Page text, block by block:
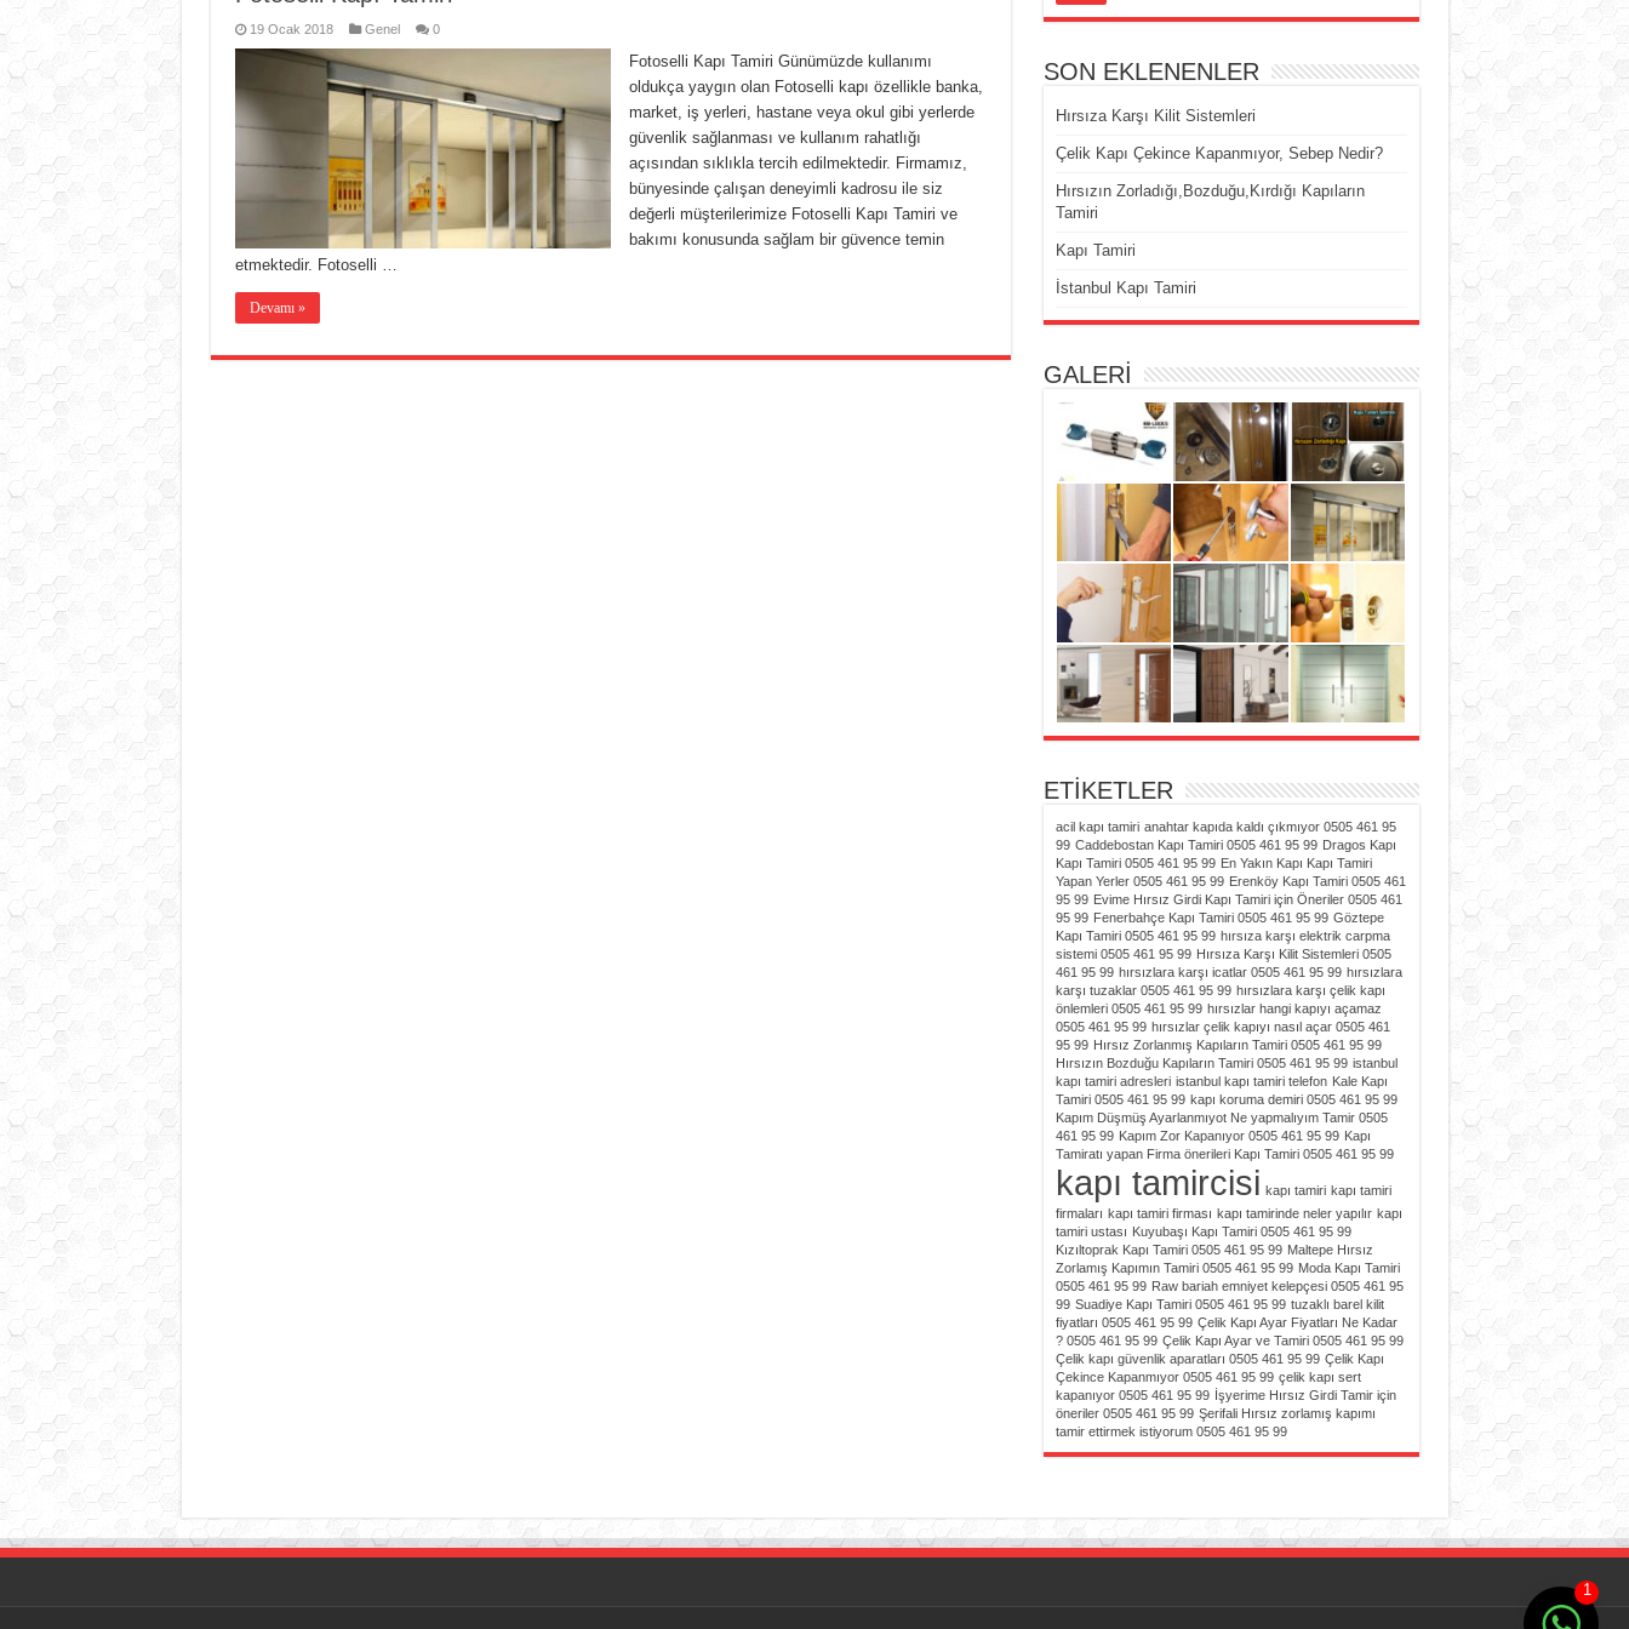
19 Ocak 2018 Genel 0
Fotoselli Kapı Tamiri Günümüzde kullanımı
oldukça yaygın olan Fotoselli kapı özellikle banka,
market, iş yerleri, hastane veya okul gibi yerlerde
güvenlik sağlanması ve kullanım rahatlığı
açısından sıklıkla tercih edilmektedir. Firmamız,
bünyesinde çalışan deneyimli kadrosu ile siz
değerli müşterilerimize Fotoselli Kapı Tamiri ve
bakımı konusunda sağlam bir güvence temin
etmektedir. Fotoselli …
Devamı »
SON EKLENENLER
Hırsıza Karşı Kilit Sistemleri
Çelik Kapı Çekince Kapanmıyor, Sebep Nedir?
Hırsızın Zorladığı,Bozduğu,Kırdığı Kapıların
Tamiri
Kapı Tamiri
İstanbul Kapı Tamiri
GALERİ
ETİKETLER
acil kapı tamiri anahtar kapıda kaldı çıkmıyor 0505 461 95
99 Caddebostan Kapı Tamiri 0505 461 95 99 Dragos Kapı
Kapı Tamiri 0505 461 95 99 En Yakın Kapı Kapı Tamiri
Yapan Yerler 0505 461 95 99 Erenköy Kapı Tamiri 0505 461
95 99 Evime Hırsız Girdi Kapı Tamiri için Öneriler 0505 461
95 99 Fenerbahçe Kapı Tamiri 0505 461 95 99 Göztepe
Kapı Tamiri 0505 461 95 99 hırsıza karşı elektrik carpma
sistemi 0505 461 95 99 Hırsıza Karşı Kilit Sistemleri 0505
461 95 99 hırsızlara karşı icatlar 0505 461 95 99 hırsızlara
karşı tuzaklar 0505 461 95 99 hırsızlara karşı çelik kapı
önlemleri 0505 461 95 99 hırsızlar hangi kapıyı açamaz
0505 461 95 99 hırsızlar çelik kapıyı nasıl açar 0505 461
95 99 Hırsız Zorlanmış Kapıların Tamiri 0505 461 95 99
Hırsızın Bozduğu Kapıların Tamiri 0505 461 95 99 istanbul
kapı tamiri adresleri istanbul kapı tamiri telefon Kale Kapı
Tamiri 0505 461 95 99 kapı koruma demiri 0505 461 95 99
Kapım Düşmüş Ayarlanmıyot Ne yapmalıyım Tamir 0505
461 95 99 Kapım Zor Kapanıyor 0505 461 95 99 Kapı
Tamiratı yapan Firma önerileri Kapı Tamiri 0505 461 95 99
kapı tamircisi kapı tamiri kapı tamiri
firmaları kapı tamiri firması kapı tamirinde neler yapılır kapı
tamiri ustası Kuyubaşı Kapı Tamiri 0505 461 95 99
Kızıltoprak Kapı Tamiri 0505 461 95 99 Maltepe Hırsız
Zorlamış Kapımın Tamiri 0505 461 95 99 Moda Kapı Tamiri
0505 461 95 99 Raw bariah emniyet kelepçesi 0505 461 95
99 Suadiye Kapı Tamiri 0505 461 95 99 tuzaklı barel kilit
fiyatları 0505 461 95 99 Çelik Kapı Ayar Fiyatları Ne Kadar
? 0505 461 95 99 Çelik Kapı Ayar ve Tamiri 0505 461 95 99
Çelik kapı güvenlik aparatları 0505 461 95 99 Çelik Kapı
Çekince Kapanmıyor 0505 461 95 99 çelik kapı sert
kapanıyor 0505 461 95 99 İşyerime Hırsız Girdi Tamir için
öneriler 0505 461 95 99 Şerifali Hırsız zorlamış kapımı
tamir ettirmek istiyorum 0505 461 95 99
1